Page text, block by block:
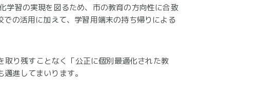
学習の実現を図るため、市の教育の方向性に合致
の活用に加えて、学習用端末の持ち帰りによる
り残すことなく「公正に個別最適化された教
進してまいります。